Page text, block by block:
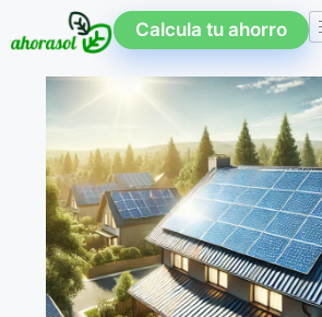
Calcula tu ahorro